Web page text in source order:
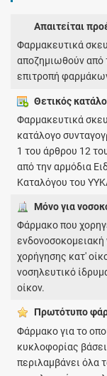
Απαιτείται
Φαρμακευτικά
αποζημιωθούν από
επιτροπή
Θετικός
Φαρμακευτικά
κατάλογο
1 του άρθρου 12
από την αρμόδια
Καταλόγου του
Μόνο για
Φάρμακο που
ενδονοσοκομειακή
χορήγησης κατ'
νοσηλευτικό
οίκον.
Πρωτότυπο
Φάρμακο για το
κυκλοφορίας
περιλαμβάνει όλα